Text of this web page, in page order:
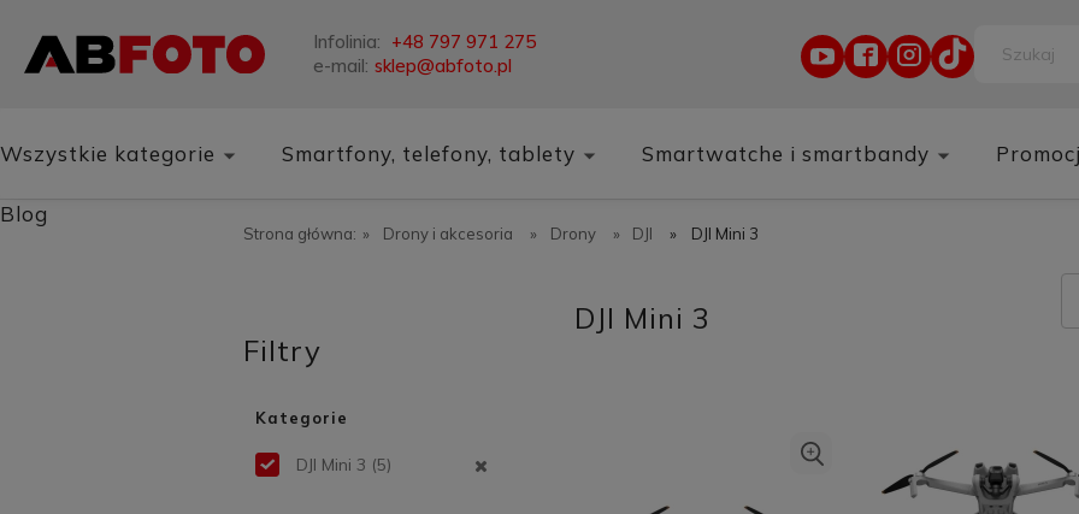
Infolinia: +48 797 971 275
e-mail: sklep@abfoto.pl
Wszystkie kategorie Smartfony, telefony, tablety Smartwatche i smartbandy
Blog
Strona główna: » Drony i akcesoria » Drony » DJI » DJI Mini 3
Filtry
Kategorie
DJI Mini 3 (5)
DJI Mini 3